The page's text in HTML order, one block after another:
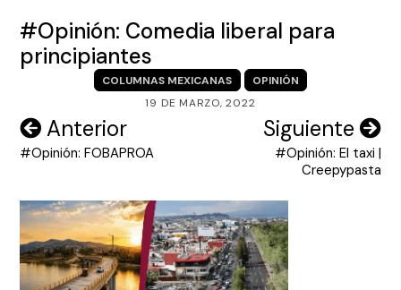
ENGLISH SECTION
VIDEOS
#Opinión: Comedia liberal para
principiantes
COLUMNAS MEXICANAS
OPINIÓN
19 DE MARZO, 2022
Navegación
de
Anterior
#Opinión: FOBAPROA
Siguiente
#Opinión: El taxi |
Creepypasta